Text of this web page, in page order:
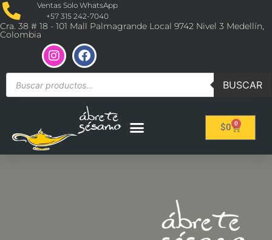
Ventas Solo WhatsApp
+57 315 242-7040
Cra. 38 # 18 - 101 Mall Palmagrande Local 9742 Nivel 3 Medellín,
Colombia
BUSCAR
$0 0